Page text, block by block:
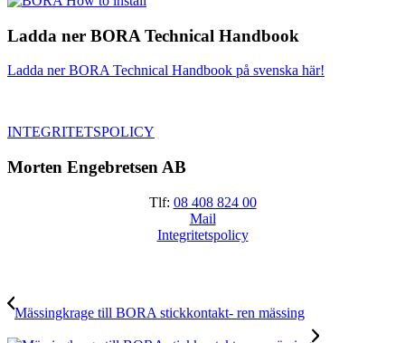
Ladda ner BORA Technical Handbook
Ladda ner BORA Technical Handbook på svenska här!
INTEGRITETSPOLICY
Morten Engebretsen AB
Tlf: 08 408 824 00
Mail
Integritetspolicy
Mässingkrage till BORA stickkontakt- ren mässing